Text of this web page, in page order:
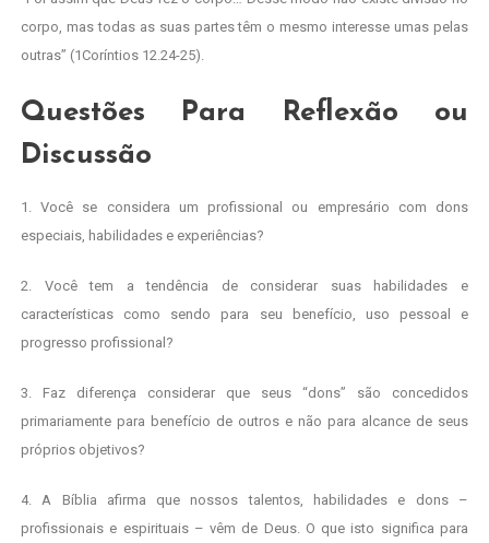
corpo, mas todas as suas partes têm o mesmo interesse umas pelas
outras” (1Coríntios 12.24-25).
Questões Para Reflexão ou
Discussão
1. Você se considera um profissional ou empresário com dons
especiais, habilidades e experiências?
2. Você tem a tendência de considerar suas habilidades e
características como sendo para seu benefício, uso pessoal e
progresso profissional?
3. Faz diferença considerar que seus “dons” são concedidos
primariamente para benefício de outros e não para alcance de seus
próprios objetivos?
4. A Bíblia afirma que nossos talentos, habilidades e dons –
profissionais e espirituais – vêm de Deus. O que isto significa para